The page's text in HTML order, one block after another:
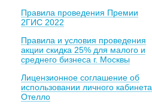
Правила проведения Премии
2ГИС 2022
Правила и условия проведения
акции скидка 25% для малого и
среднего бизнеса г. Москвы
Лицензионное соглашение об
использовании личного кабинета
Отелло